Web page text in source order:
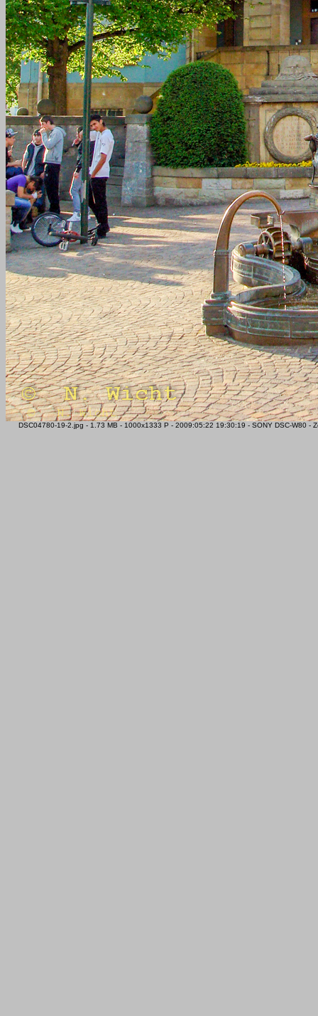
DSC04780-19-2.jpg - 1.73 MB - 1000x1333 P - 2009:05:22 19:30:19 - SONY DSC-W80 -